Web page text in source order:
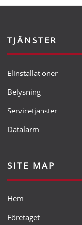
TJÄNSTER
Elinstallationer
Belysning
Servicetjänster
Datalarm
SITE MAP
Hem
Företaget